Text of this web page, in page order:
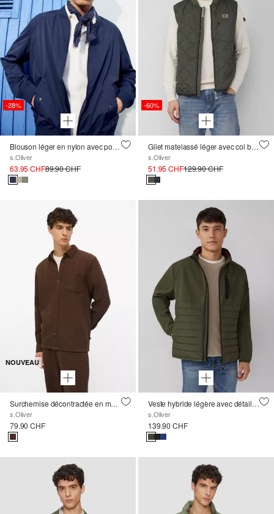
-28%
Blouson léger en nylon avec poches à rabat
s.Oliver
63.95 CHF89.90 CHF
-60%
Gilet matelassé léger avec col bomber dans le style workwear
s.Oliver
51.95 CHF129.90 CHF
NOUVEAU
Surchemise décontractée en mousseline de coton
s.Oliver
79.90 CHF
Veste hybride légère avec détails sportifs
s.Oliver
139.90 CHF